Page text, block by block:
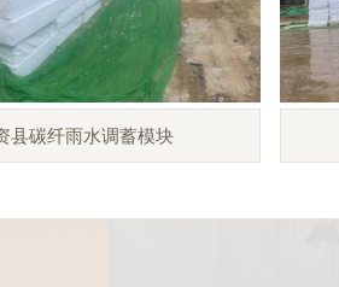
县碳纤雨水调蓄模块